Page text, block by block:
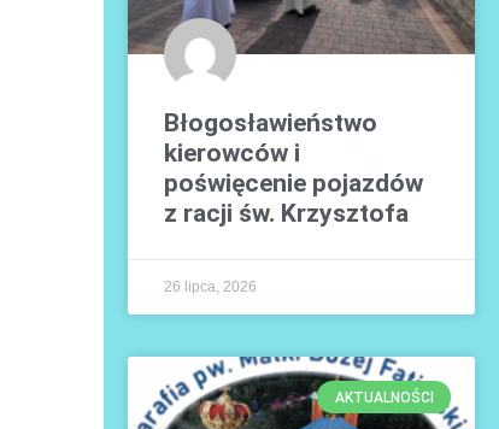
Błogosławieństwo
kierowców i
poświęcenie pojazdów
z racji św. Krzysztofa
26 lipca, 2026
AKTUALNOŚCI